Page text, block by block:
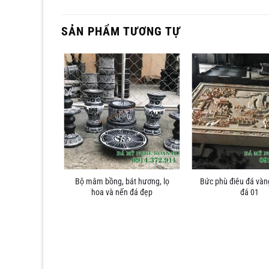
SẢN PHẨM TƯƠNG TỰ
Bộ mâm bồng, bát hương, lọ
hoa và nến đá đẹp
Bức phù điêu đá
đá 01